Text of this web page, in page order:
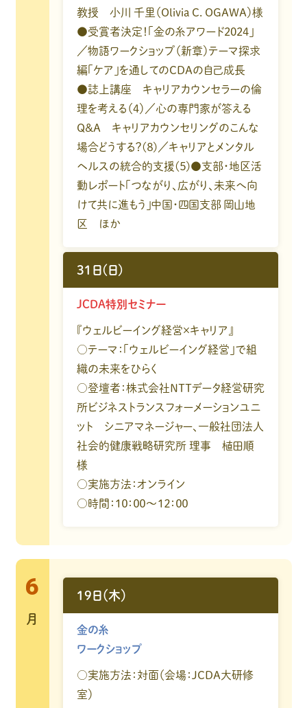
教授 小川 千里（Olivia C. OGAWA）様
●受賞者決定！「金の糸アワード2024」
／物語ワークショップ（新章）テーマ探求
編「ケア」を通してのCDAの自己成長
●誌上講座 キャリアカウンセラーの倫
理を考える（４）／心の専門家が答える
Q&A キャリアカウンセリングのこんな
場合どうする？(８)／キャリアとメンタル
ヘルスの統合的支援(５)●支部・地区活
動レポート「つながり、広がり、未来へ向
けて共に進もう」中国・四国支部 岡山地
区 ほか
31日(日)
JCDA特別セミナー
『ウェルビーイング経営×キャリア』
○テーマ：「ウェルビーイング経営」で組
織の未来をひらく
○登壇者：株式会社ＮＴＴデータ経営研究
所ビジネストランスフォーメーションユニ
ット シニアマネージャー、一般社団法人
社会的健康戦略研究所 理事 植田順
様
○実施方法：オンライン
○時間：１０：００～１２：００
6
月
19日（木）
金の糸
ワークショップ
○実施方法：対面（会場：JCDA大研修
室）